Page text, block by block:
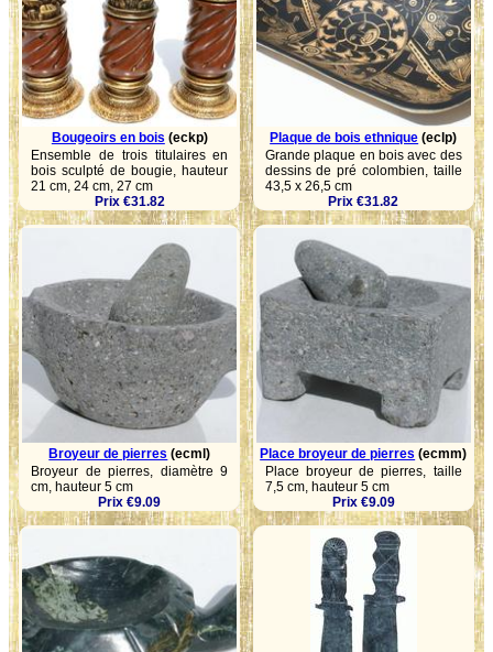
Bougeoirs en bois (eckp)
Ensemble de trois titulaires en
bois sculpté de bougie, hauteur
21 cm, 24 cm, 27 cm
Prix €31.82
Plaque de bois ethnique (eclp)
Grande plaque en bois avec des
dessins de pré colombien, taille
43,5 x 26,5 cm
Prix €31.82
Broyeur de pierres (ecml)
Broyeur de pierres, diamètre 9
cm, hauteur 5 cm
Prix €9.09
Place broyeur de pierres (ecmm)
Place broyeur de pierres, taille
7,5 cm, hauteur 5 cm
Prix €9.09